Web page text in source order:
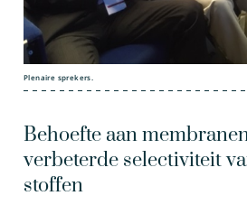
Plenaire sprekers.
Behoefte aan
verbeterde selectiviteit
stoffen